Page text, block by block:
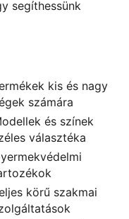
segíthessünk
kis és nagy
számára
és színek
választéka
körű szakmai